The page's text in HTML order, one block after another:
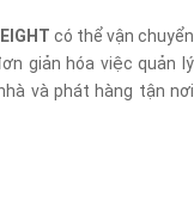
có thể vận chuyển
giản hóa việc quản lý
và phát hàng tận nơi